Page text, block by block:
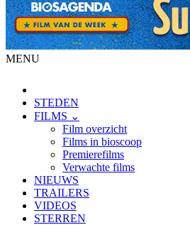
MENU
STEDEN
FILMS ⌄
Film overzicht
Films in bioscoop
Premierefilms
Verwachte films
NIEUWS
TRAILERS
VIDEOS
STERREN